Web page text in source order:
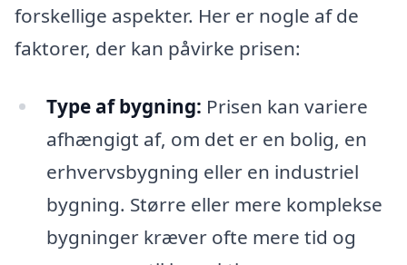
forskellige aspekter. Her er nogle af de
faktorer, der kan påvirke prisen:
Type af bygning: Prisen kan variere
afhængigt af, om det er en bolig, en
erhvervsbygning eller en industriel
bygning. Større eller mere komplekse
bygninger kræver ofte mere tid og